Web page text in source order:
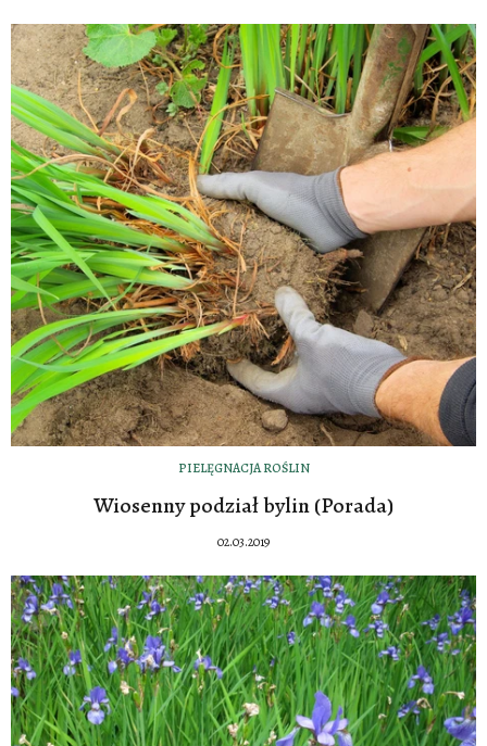
PIELĘGNACJA ROŚLIN
Wiosenny podział bylin (Porada)
02.03.2019